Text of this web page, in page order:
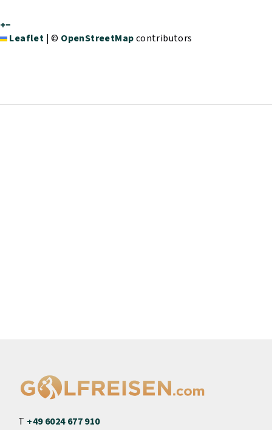
+−
Leaflet |© OpenStreetMapcontributors
T +49 6024 677 910